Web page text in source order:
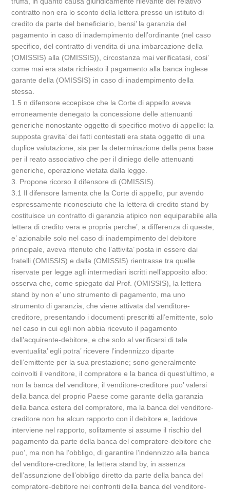
contratto non era lo sconto della lettera presso un istituto di
credito da parte del beneficiario, bensi’ la garanzia del
pagamento in caso di inadempimento dell’ordinante (nel caso
specifico, del contratto di vendita di una imbarcazione della
(OMISSIS) alla (OMISSIS)), circostanza mai verificatasi, cosi’
come mai era stata richiesto il pagamento alla banca inglese
garante della (OMISSIS) in caso di inadempimento della
stessa.
1.5 n difensore eccepisce che la Corte di appello aveva
erroneamente denegato la concessione delle attenuanti
generiche nonostante oggetto di specifico motivo di appello: la
supposta gravita’ dei fatti contestati era stata oggetto di una
duplice valutazione, sia per la determinazione della pena base
per il reato associativo che per il diniego delle attenuanti
generiche, operazione vietata dalla legge.
3. Propone ricorso il difensore di (OMISSIS).
3.1 Il difensore lamenta che la Corte di appello, pur avendo
espressamente riconosciuto che la lettera di credito stand by
costituisce un contratto di garanzia atipico non equiparabile alla
lettera di credito vera e propria perche’, a differenza di queste,
e’ azionabile solo nel caso di inadempimento del debitore
principale, aveva ritenuto che l’attivita’ posta in essere dai
fratelli (OMISSIS) e dalla (OMISSIS) rientrasse tra quelle
riservate per legge agli intermediari iscritti nell’apposito albo:
osserva che, come spiegato dal Prof. (OMISSIS), la lettera
stand by non e’ uno strumento di pagamento, ma uno
strumento di garanzia, che viene attivata dal venditore-
creditore, presentando i documenti prescritti all’emittente, solo
nel caso in cui egli non abbia ricevuto il pagamento
dall’acquirente-debitore, e che solo al verificarsi di tale
eventualita’ egli potra’ ricevere l’indennizzo diparte
dell’emittente per la sua prestazione; sono generalmente
coinvolti il venditore, il compratore e la banca di quest’ultimo, e
non la banca del venditore; il venditore-creditore puo’ valersi
della banca del proprio Paese come garante della garanzia
della banca estera del compratore, ma la banca del venditore-
creditore non ha alcun rapporto con il debitore e, laddove
interviene nel rapporto, solitamente si assume il rischio del
pagamento da parte della banca del compratore-debitore che
puo’, ma non ha l’obbligo, di garantire l’indennizzo alla banca
del venditore-creditore; la lettera stand by, in assenza
dell’assunzione dell’obbligo diretto da parte della banca del
compratore-debitore nei confronti della banca del venditore-